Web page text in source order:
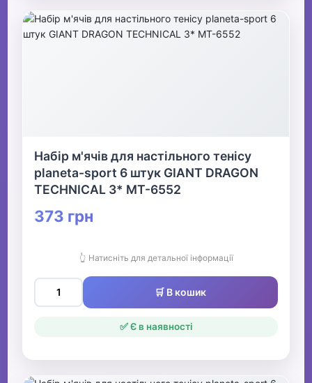
Набір м'ячів для настільного тенісу
planeta-sport 6 штук GIANT DRAGON
TECHNICAL 3* MT-6552
373 грн
👆 Натисніть для детальної інформації
🛒 В кошик
✅ Є в наявності